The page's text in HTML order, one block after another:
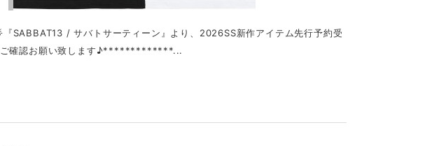
SABBAT13 / サバトサーティーン』より、2026SS新作アイテム先行予約受
ご確認お願い致します♪*************...